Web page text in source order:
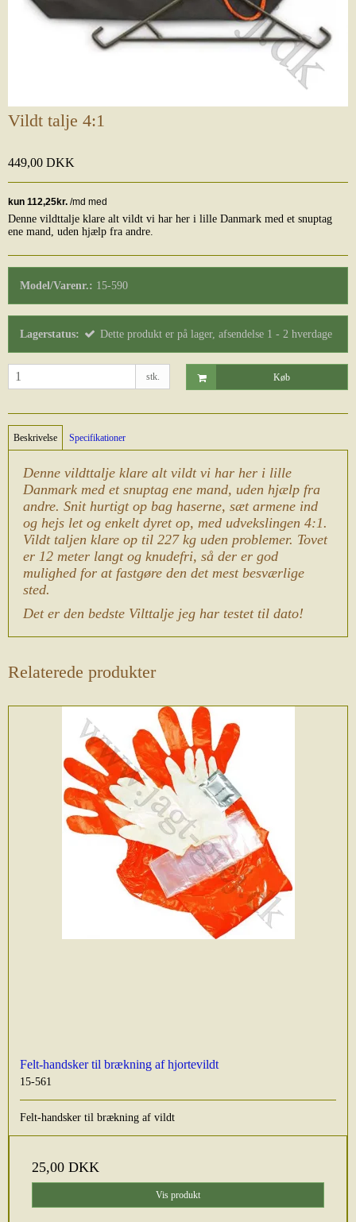
Vildt talje 4:1
449,00 DKK
Denne vildttalje klare alt vildt vi har her i lille Danmark med et snuptag
ene mand, uden hjælp fra andre.
Model/Varenr.: 15-590
Lagerstatus: Dette produkt er på lager, afsendelse 1 - 2 hverdage
stk. Køb
Beskrivelse Specifikationer
Denne vildttalje klare alt vildt vi har her i lille
Danmark med et snuptag ene mand, uden hjælp fra
andre. Snit hurtigt op bag haserne, sæt armene ind
og hejs let og enkelt dyret op, med udvekslingen 4:1.
Vildt taljen klare op til 227 kg uden problemer. Tovet
er 12 meter langt og knudefri, så der er god
mulighed for at fastgøre den det mest besværlige
sted.
Det er den bedste Vilttalje jeg har testet til dato!
Relaterede produkter
Felt-handsker til brækning af hjortevildt
15-561
Felt-handsker til brækning af vildt
25,00 DKK
Vis produkt